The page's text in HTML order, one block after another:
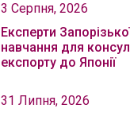
3 Серпня, 2026
Експерти
навчання для
експорту до Японії
31 Липня, 2026